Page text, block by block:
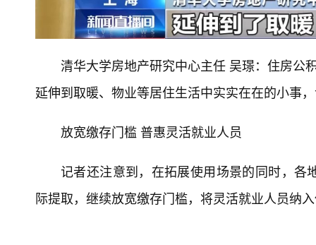
清华大学房地产研究中心主任 吴璟：住房公
延伸到取暖、物业等居住生活中实实在在的小事
放宽缴存门槛 普惠灵活就业人员
记者还注意到，在拓展使用场景的同时，
际提取，继续放宽缴存门槛，将灵活就业人员纳